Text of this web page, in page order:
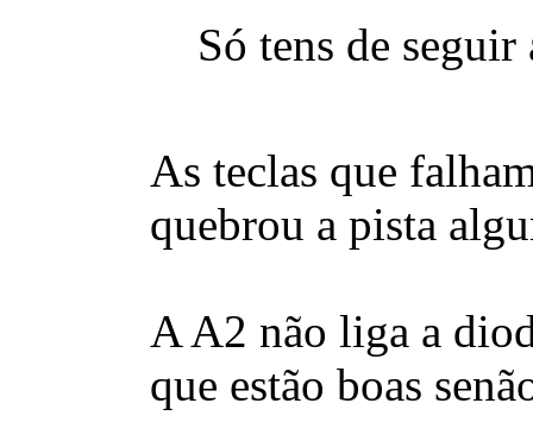
Só tens de
As teclas que
quebrou a pista
A A2 não liga a
que estão boas